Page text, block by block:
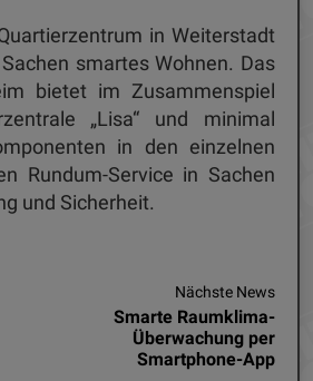
in Weiterstadt
smartes Wohnen. Das
bietet im Zusammenspiel
„Lisa“ und minimal
in den einzelnen
Rundum-Service in Sachen
und Sicherheit.
Nächste News
Smarte Raumklima-
Überwachung per
Smartphone-App